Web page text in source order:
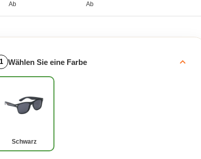
Ab Ab
1 Wählen Sie eine Farbe
Schwarz